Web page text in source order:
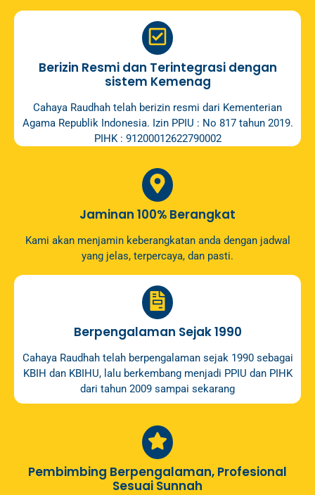
Berizin Resmi dan Terintegrasi dengan
sistem Kemenag
Cahaya Raudhah telah berizin resmi dari Kementerian
Agama Republik Indonesia. Izin PPIU : No 817 tahun 2019.
PIHK : 91200012622790002
Jaminan 100% Berangkat
Kami akan menjamin keberangkatan anda dengan jadwal
yang jelas, terpercaya, dan pasti.
Berpengalaman Sejak 1990
Cahaya Raudhah telah berpengalaman sejak 1990 sebagai
KBIH dan KBIHU, lalu berkembang menjadi PPIU dan PIHK
dari tahun 2009 sampai sekarang
Pembimbing Berpengalaman, Profesional
Sesuai Sunnah